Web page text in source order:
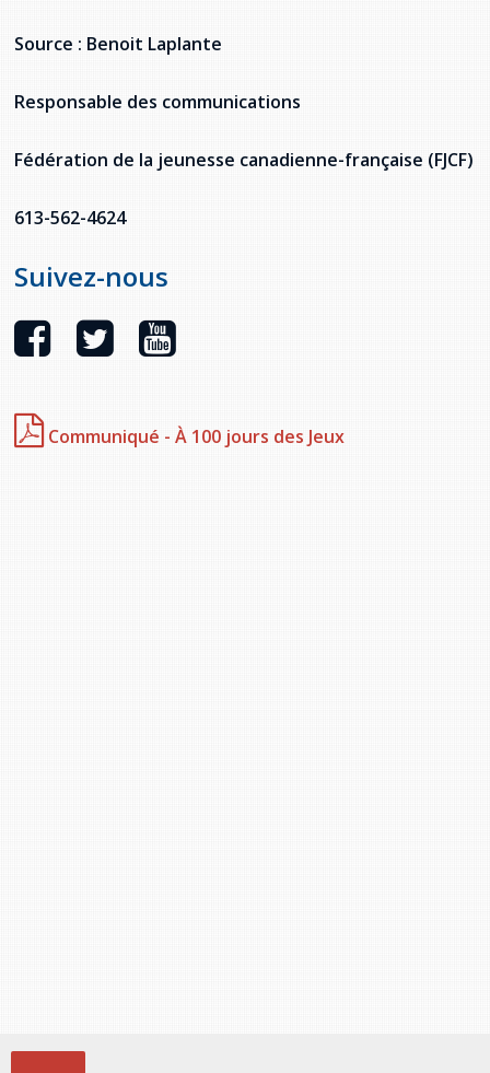
Source : Benoit Laplante
Responsable des communications
Fédération de la jeunesse canadienne-française (FJCF)
613-562-4624
Suivez-nous
Communiqué - À 100 jours des Jeux